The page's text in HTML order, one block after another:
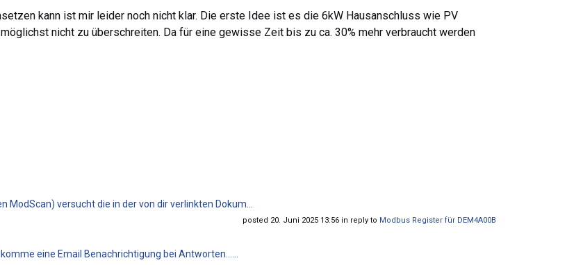
kann ist mir leider noch nicht klar. Die erste Idee ist es die 6kW Hausanschluss wie PV
nicht zu überschreiten. Da für eine gewisse Zeit bis zu ca. 30% mehr verbraucht werden
versucht die in der von dir verlinkten Dokum...
posted 20. Juni 2025 13:56 in reply to Modbus Register für DEM4A00B
eine Email Benachrichtigung bei Antworten......